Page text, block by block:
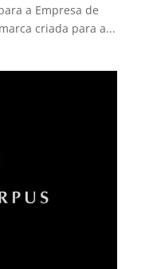
a Empresa de
criada para a...